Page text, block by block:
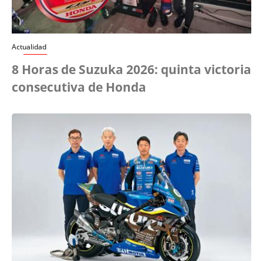
Actualidad
8 Horas de Suzuka 2026: quinta victoria
consecutiva de Honda